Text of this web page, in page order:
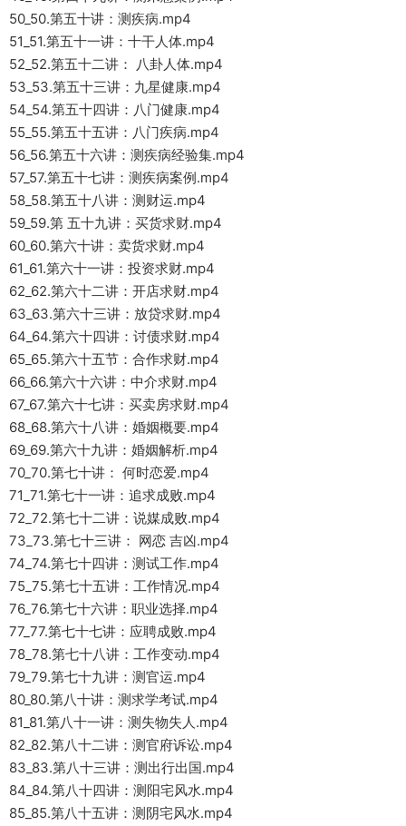
50_50.第五十讲：测疾病.mp4
51_51.第五十一讲：十干人体.mp4
52_52.第五十二讲： 八卦人体.mp4
53_53.第五十三讲：九星健康.mp4
54_54.第五十四讲：八门健康.mp4
55_55.第五十五讲：八门疾病.mp4
56_56.第五十六讲：测疾病经验集.mp4
57_57.第五十七讲：测疾病案例.mp4
58_58.第五十八讲：测财运.mp4
59_59.第 五十九讲：买货求财.mp4
60_60.第六十讲：卖货求财.mp4
61_61.第六十一讲：投资求财.mp4
62_62.第六十二讲：开店求财.mp4
63_63.第六十三讲：放贷求财.mp4
64_64.第六十四讲：讨债求财.mp4
65_65.第六十五节：合作求财.mp4
66_66.第六十六讲：中介求财.mp4
67_67.第六十七讲：买卖房求财.mp4
68_68.第六十八讲：婚姻概要.mp4
69_69.第六十九讲：婚姻解析.mp4
70_70.第七十讲： 何时恋爱.mp4
71_71.第七十一讲：追求成败.mp4
72_72.第七十二讲：说媒成败.mp4
73_73.第七十三讲： 网恋 吉凶.mp4
74_74.第七十四讲：测试工作.mp4
75_75.第七十五讲：工作情况.mp4
76_76.第七十六讲：职业选择.mp4
77_77.第七十七讲：应聘成败.mp4
78_78.第七十八讲：工作变动.mp4
79_79.第七十九讲：测官运.mp4
80_80.第八十讲：测求学考试.mp4
81_81.第八十一讲：测失物失人.mp4
82_82.第八十二讲：测官府诉讼.mp4
83_83.第八十三讲：测出行出国.mp4
84_84.第八十四讲：测阳宅风水.mp4
85_85.第八十五讲：测阴宅风水.mp4